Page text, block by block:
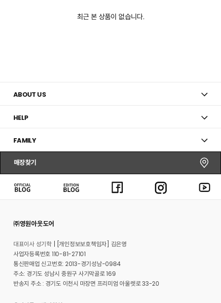
최근 본 상품이 없습니다.
ABOUT US
HELP
FAMILY
매장찾기
㈜영원아웃도어
대표이사 성기학
[개인정보보호책임자] 김은영
사업자등록번호 110-81-27101
통신판매업 신고번호: 2013-경기성남-0984
주소: 경기도 성남시 중원구 사기막골로 169
반송지 주소 : 경기도 이천시 마장면 프리미엄 아울렛로 33-20